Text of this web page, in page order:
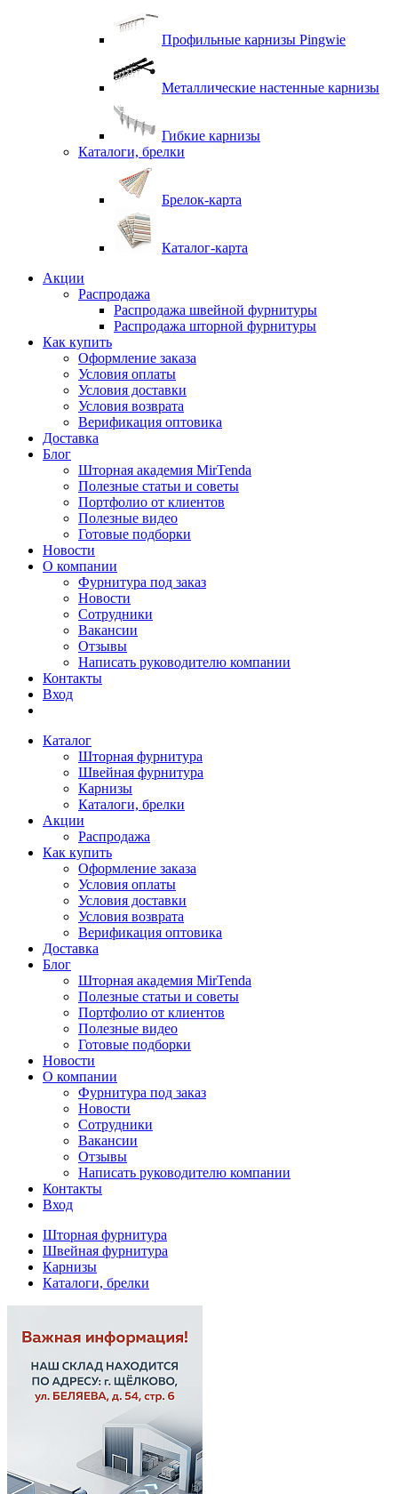
Профильные карнизы Pingwie
Металлические настенные карнизы
Гибкие карнизы
Каталоги, брелки
Брелок-карта
Каталог-карта
Акции
Распродажа
Распродажа швейной фурнитуры
Распродажа шторной фурнитуры
Как купить
Оформление заказа
Условия оплаты
Условия доставки
Условия возврата
Верификация оптовика
Доставка
Блог
Шторная академия MirTenda
Полезные статьи и советы
Портфолио от клиентов
Полезные видео
Готовые подборки
Новости
О компании
Фурнитура под заказ
Новости
Сотрудники
Вакансии
Отзывы
Написать руководителю компании
Контакты
Вход
Каталог
Шторная фурнитура
Швейная фурнитура
Карнизы
Каталоги, брелки
Акции
Распродажа
Как купить
Оформление заказа
Условия оплаты
Условия доставки
Условия возврата
Верификация оптовика
Доставка
Блог
Шторная академия MirTenda
Полезные статьи и советы
Портфолио от клиентов
Полезные видео
Готовые подборки
Новости
О компании
Фурнитура под заказ
Новости
Сотрудники
Вакансии
Отзывы
Написать руководителю компании
Контакты
Вход
Шторная фурнитура
Швейная фурнитура
Карнизы
Каталоги, брелки